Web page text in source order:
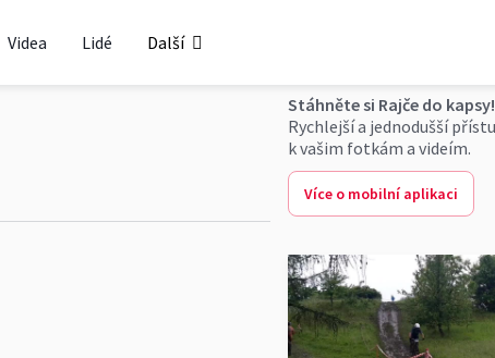
Videa Lidé Další
Stáhněte si Rajče do kapsy!
Rychlejší a jednodušší
k vašim fotkám a videím.
Více o mobilní aplikaci